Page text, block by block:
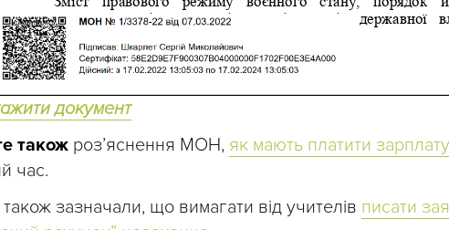
документ
також розʼяснення МОН, як мають платити
час.
зазначали, що вимагати від учителів писати